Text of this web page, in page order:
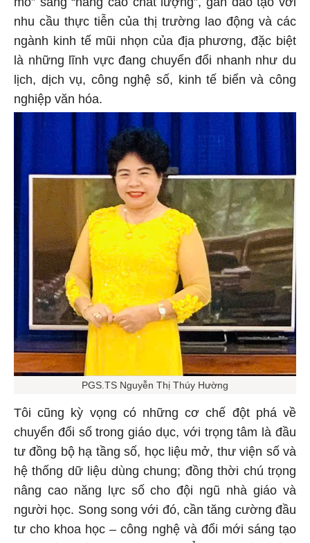
mô” sang “nâng cao chất lượng”, gắn đào tạo với
nhu cầu thực tiễn của thị trường lao động và các
ngành kinh tế mũi nhọn của địa phương, đặc biệt
là những lĩnh vực đang chuyển đổi nhanh như du
lịch, dịch vụ, công nghệ số, kinh tế biển và công
nghiệp văn hóa.
PGS.TS Nguyễn Thị Thúy Hường
Tôi cũng kỳ vọng có những cơ chế đột phá về
chuyển đổi số trong giáo dục, với trọng tâm là đầu
tư đồng bộ hạ tầng số, học liệu mở, thư viện số và
hệ thống dữ liệu dùng chung; đồng thời chú trọng
nâng cao năng lực số cho đội ngũ nhà giáo và
người học. Song song với đó, cần tăng cường đầu
tư cho khoa học – công nghệ và đổi mới sáng tạo